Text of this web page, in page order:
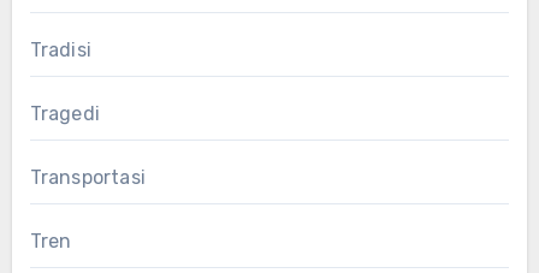
Tradisi
Tragedi
Transportasi
Tren